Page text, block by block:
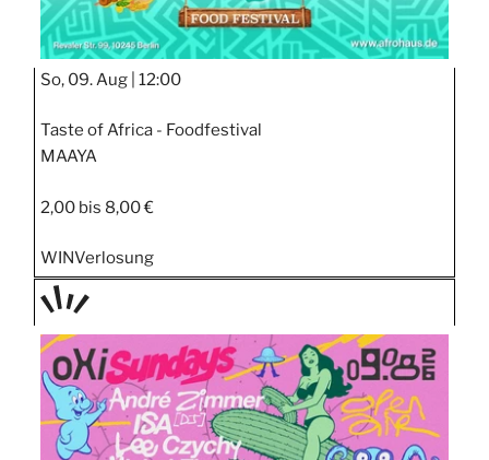
So, 09. Aug | 12:00
Taste of Africa - Foodfestival
MAAYA
2,00 bis 8,00 €
WINVerlosung
TAGE
STIPP